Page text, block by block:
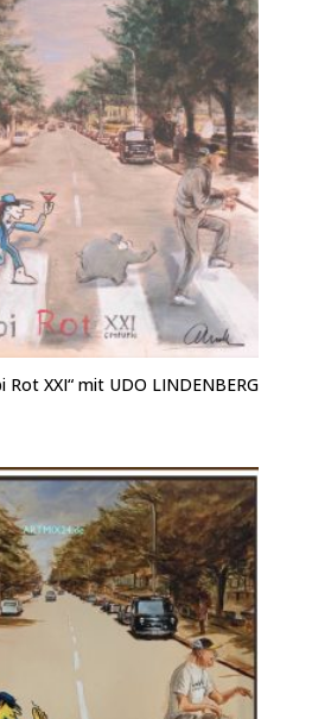
Rot XXI“ mit UDO LINDENBERG